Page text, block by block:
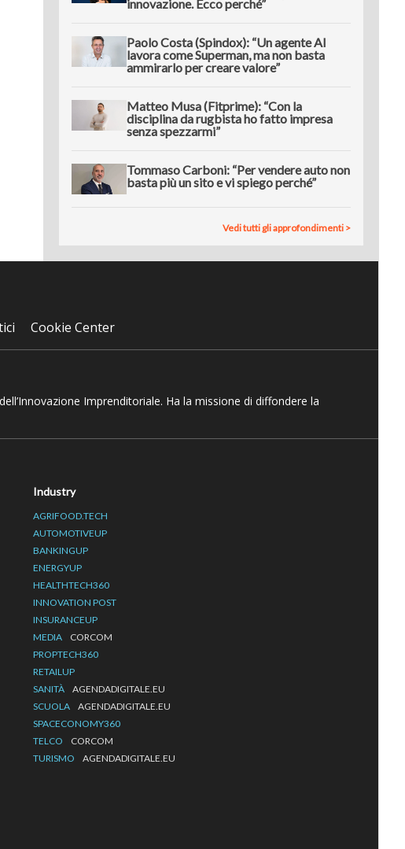
innovazione. Ecco perché”
Paolo Costa (Spindox): “Un agente AI
lavora come Superman, ma non basta
ammirarlo per creare valore”
Matteo Musa (Fitprime): “Con la
disciplina da rugbista ho fatto impresa
senza spezzarmi”
Tommaso Carboni: “Per vendere auto non
basta più un sito e vi spiego perché”
Vedi tutti gli approfondimenti >
Cookie Center
Imprenditoriale. Ha la missione di diffondere la
Industry
AGRIFOOD.TECH
AUTOMOTIVEUP
BANKINGUP
ENERGYUP
HEALTHTECH360
INNOVATION POST
INSURANCEUP
MEDIA
CORCOM
PROPTECH360
RETAILUP
SANITÀ
AGENDADIGITALE.EU
SCUOLA
AGENDADIGITALE.EU
SPACECONOMY360
TELCO
CORCOM
TURISMO
AGENDADIGITALE.EU